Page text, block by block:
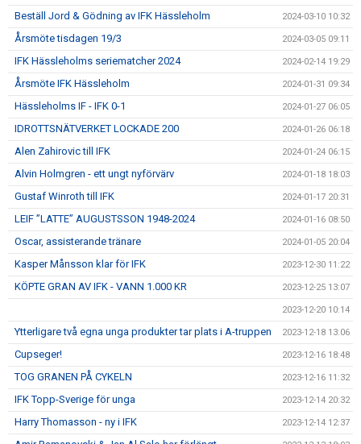
Beställ Jord & Gödning av IFK Hässleholm 2024-03-10 10:32
Årsmöte tisdagen 19/3 2024-03-05 09:11
IFK Hässleholms seriematcher 2024 2024-02-14 19:29
Årsmöte IFK Hässleholm 2024-01-31 09:34
Hässleholms IF - IFK 0-1 2024-01-27 06:05
IDROTTSNÄTVERKET LOCKADE 200 2024-01-26 06:18
Alen Zahirovic till IFK 2024-01-24 06:15
Alvin Holmgren - ett ungt nyförvärv 2024-01-18 18:03
Gustaf Winroth till IFK 2024-01-17 20:31
LEIF ”LATTE” AUGUSTSSON 1948-2024 2024-01-16 08:50
Oscar, assisterande tränare 2024-01-05 20:04
Kasper Månsson klar för IFK 2023-12-30 11:22
KÖPTE GRAN AV IFK - VANN 1.000 KR 2023-12-25 13:07
2023-12-20 10:14
Ytterligare två egna unga produkter tar plats i A-truppen 2023-12-18 13:06
Cupseger! 2023-12-16 18:48
TOG GRANEN PÅ CYKELN 2023-12-16 11:32
IFK Topp-Sverige för unga 2023-12-14 20:32
Harry Thomasson - ny i IFK 2023-12-14 12:37